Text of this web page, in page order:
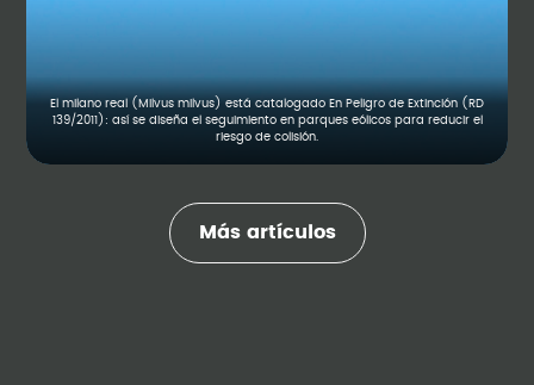
El milano real (Milvus milvus) está catalogado En Peligro de Extinción (RD
139/2011): así se diseña el seguimiento en parques eólicos para reducir el
riesgo de colisión.
Más artículos